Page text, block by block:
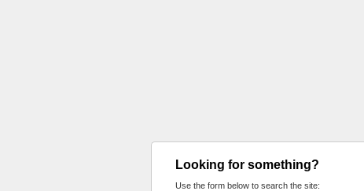
Looking for something?
Use the form below to search the site: